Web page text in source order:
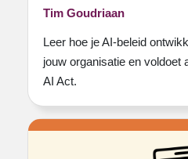
Tim Goudriaan
Leer hoe je AI-beleid
jouw organisatie en voldoet
AI Act.